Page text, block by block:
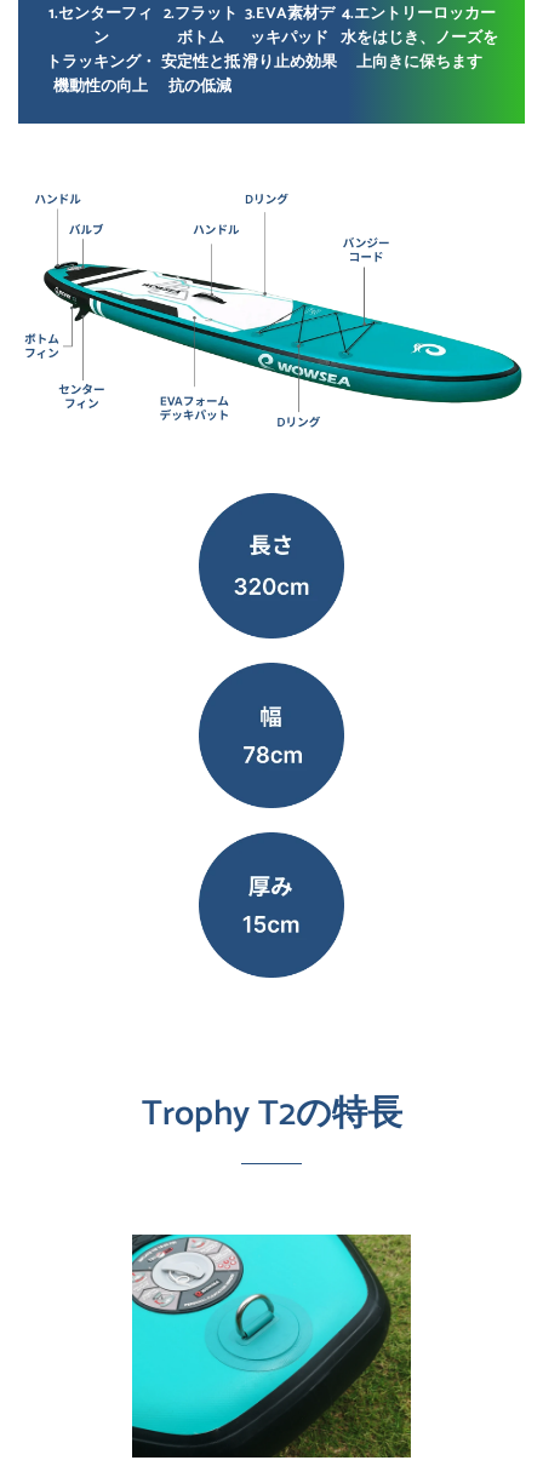
1.センターフィ
ン
トラッキング・
機動性の向上
2.フラット
ボトム
安定性と抵
抗の低減
3.EVA素材デ
ッキパッド
滑り止め効果
4.エントリーロッカー
水をはじき、ノーズを
上向きに保ちます
Trophy T2の特長